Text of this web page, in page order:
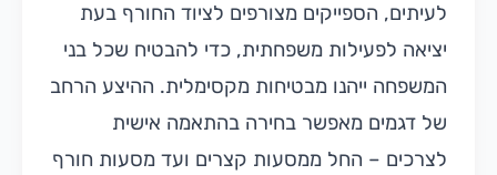
לעיתים, הספייקים מצורפים לציוד החורף בעת
יציאה לפעילות משפחתית, כדי להבטיח שכל בני
המשפחה ייהנו מבטיחות מקסימלית. ההיצע הרחב
של דגמים מאפשר בחירה בהתאמה אישית
לצרכים – החל ממסעות קצרים ועד מסעות חורף